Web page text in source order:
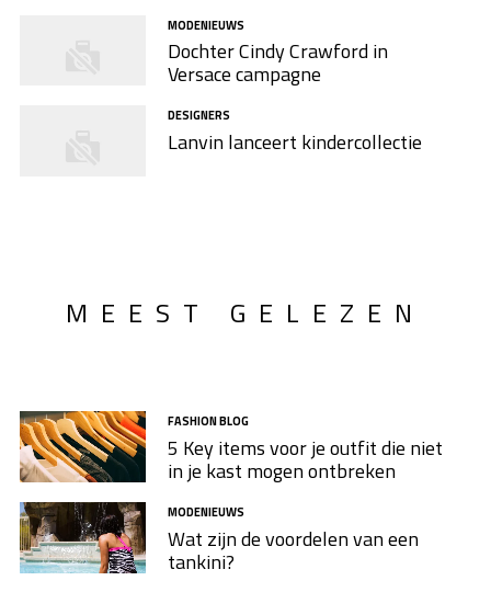
MODENIEUWS
Dochter Cindy Crawford in
Versace campagne
DESIGNERS
Lanvin lanceert kindercollectie
MEEST GELEZEN
FASHION BLOG
5 Key items voor je outfit die niet
in je kast mogen ontbreken
MODENIEUWS
Wat zijn de voordelen van een
tankini?